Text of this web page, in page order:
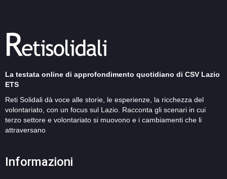
La testata online di approfondimento quotidiano di CSV Lazio
ETS
Reti Solidali dà voce alle storie, le esperienze, la ricchezza del
volontariato, con un focus sul Lazio. Racconta gli scenari in cui
terzo settore e volontariato si muovono e i cambiamenti che li
attraversano
Informazioni